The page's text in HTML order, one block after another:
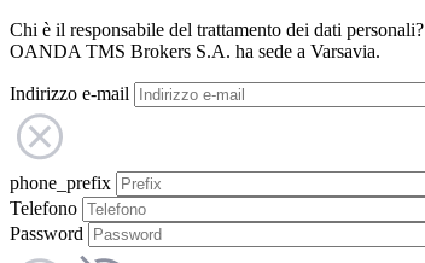
Chi è il responsabile del trattamento dei dati personali?
OANDA TMS Brokers S.A. ha sede a Varsavia.
Indirizzo e-mail
phone_prefix
Telefono
Password